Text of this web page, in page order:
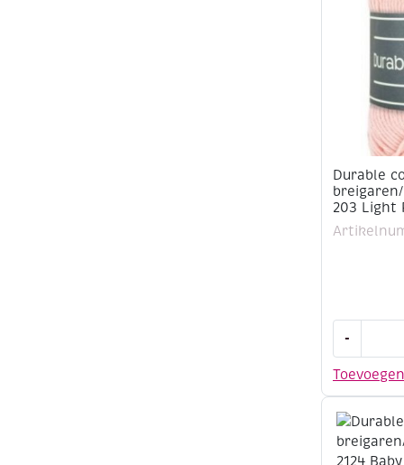
kleuren
aantal
Durable
203 Light
Toevoegen
-
8,
50
gram,